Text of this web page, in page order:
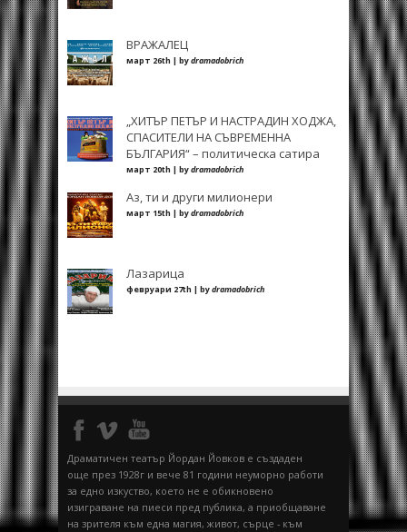
ВРАЖАЛЕЦ
март 26th | bydramadobrich
„ХИТЪР ПЕТЪР И НАСТРАДИН ХОДЖА,
СПАСИТЕЛИ НА СЪВРЕМЕННА
БЪЛГАРИЯ“ – политическа сатира
март 20th | bydramadobrich
Аз, ти и други милионери
март 15th | bydramadobrich
Лазарица
февруари 27th | bydramadobrich
Драматичен театър Йордан Йовков е създаден
още през 1928г и вече 81 години неуморно работи
за едно изкуство, което не е обикновено
изиграване на пиеси пред публика, а приобщаване
на зрителя към една магия, живот, сърце - към